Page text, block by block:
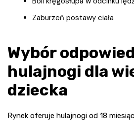
Zaburzeń postawy ciała
Wybór
hulajnogi dla
dziecka
Rynek oferuje hulajnogi od 18